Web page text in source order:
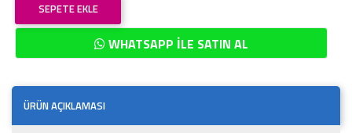
SEPETE EKLE
WHATSAPP İLE SATIN AL
ÜRÜN AÇIKLAMASI